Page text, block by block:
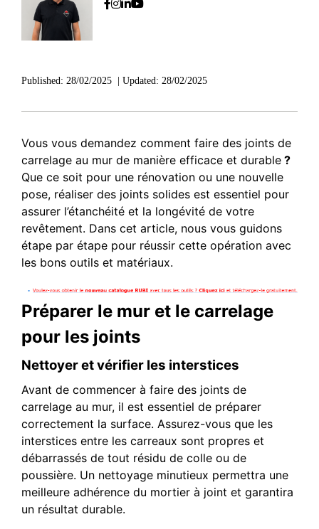
Published: 28/02/2025 Updated: 28/02/2025
Vous vous demandez comment faire des joints de
carrelage au mur de manière efficace et durable ?
Que ce soit pour une rénovation ou une nouvelle
pose, réaliser des joints solides est essentiel pour
assurer l’étanchéité et la longévité de votre
revêtement. Dans cet article, nous vous guidons
étape par étape pour réussir cette opération avec
les bons outils et matériaux.
Préparer le mur et le carrelage
pour les joints
Nettoyer et vérifier les interstices
Avant de commencer à faire des joints de
carrelage au mur, il est essentiel de préparer
correctement la surface. Assurez-vous que les
interstices entre les carreaux sont propres et
débarrassés de tout résidu de colle ou de
poussière. Un nettoyage minutieux permettra une
meilleure adhérence du mortier à joint et garantira
un résultat durable.